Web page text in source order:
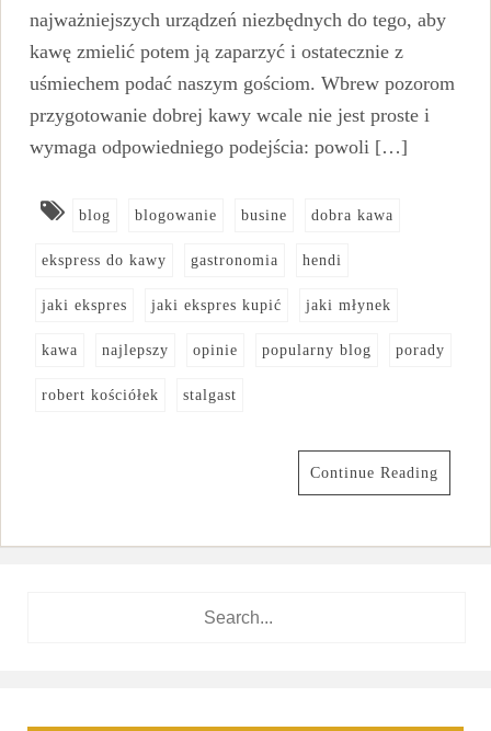
najważniejszych urządzeń niezbędnych do tego, aby
kawę zmielić potem ją zaparzyć i ostatecznie z
uśmiechem podać naszym gościom. Wbrew pozorom
przygotowanie dobrej kawy wcale nie jest proste i
wymaga odpowiedniego podejścia: powoli […]
blog blogowanie busine dobra kawa
ekspress do kawy gastronomia hendi
jaki ekspres jaki ekspres kupić jaki młynek
kawa najlepszy opinie popularny blog porady
robert kościółek stalgast
Continue Reading